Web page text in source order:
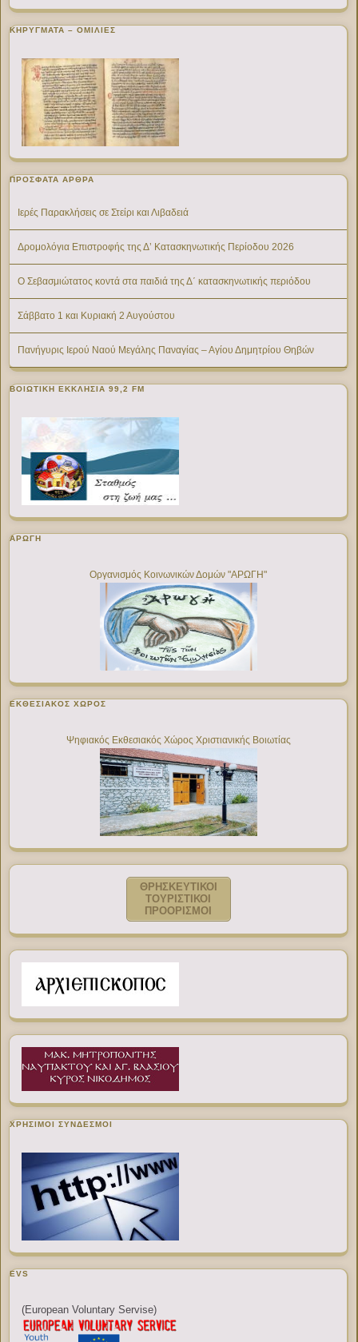
ΚΗΡΥΓΜΑΤΑ – ΟΜΙΛΙΕΣ
ΠΡΌΣΦΑΤΑ ΆΡΘΡΑ
Ιερές Παρακλήσεις σε Στείρι και Λιβαδειά
Δρομολόγια Επιστροφής της Δ’ Κατασκηνωτικής Περίοδου 2026
Ο Σεβασμιώτατος κοντά στα παιδιά της Δ΄ κατασκηνωτικής περιόδου
Σάββατο 1 και Κυριακή 2 Αυγούστου
Πανήγυρις Ιερού Ναού Μεγάλης Παναγίας – Αγίου Δημητρίου Θηβών
ΒΟΙΩΤΙΚΉ ΕΚΚΛΗΣΊΑ 99,2 FM
ΑΡΩΓΗ
Οργανισμός Κοινωνικών Δομών "ΑΡΩΓΗ"
ΕΚΘΕΣΙΑΚΌΣ ΧΏΡΟΣ
Ψηφιακός Εκθεσιακός Χώρος Χριστιανικής Βοιωτίας
ΘΡΗΣΚΕΥΤΙΚΟΙ
ΤΟΥΡΙΣΤΙΚΟΙ
ΠΡΟΟΡΙΣΜΟΙ
ΧΡΉΣΙΜΟΙ ΣΎΝΔΕΣΜΟΙ
EVS
(European Voluntary Servise)